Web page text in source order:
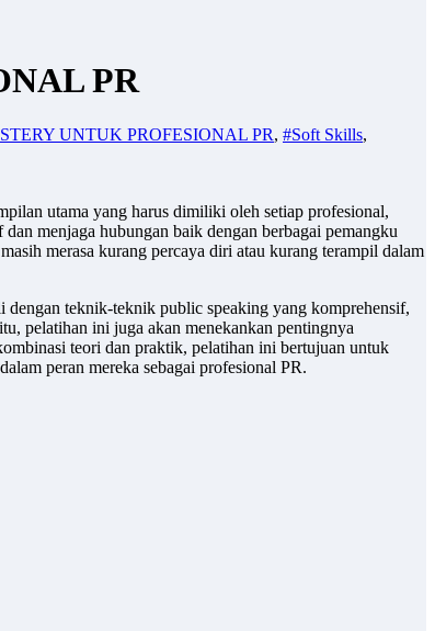
PR
UNTUK PROFESIONAL PR, #Soft Skills,
utama yang harus dimiliki oleh setiap profesional,
menjaga hubungan baik dengan berbagai pemangku
merasa kurang percaya diri atau kurang terampil dalam
teknik-teknik public speaking yang komprehensif,
pelatihan ini juga akan menekankan pentingnya
teori dan praktik, pelatihan ini bertujuan untuk
peran mereka sebagai profesional PR.